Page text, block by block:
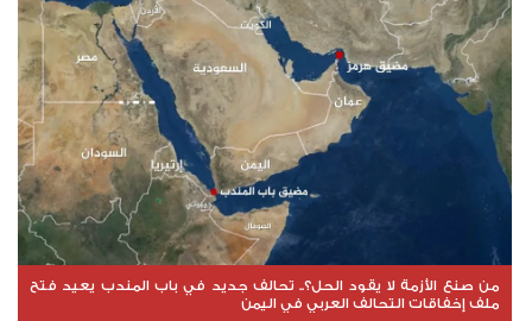
من صنع الأزمة لا يقود الحل؟.. تحالف جديد في باب المندب يعيد فتح
ملف إخفاقات التحالف العربي في اليمن